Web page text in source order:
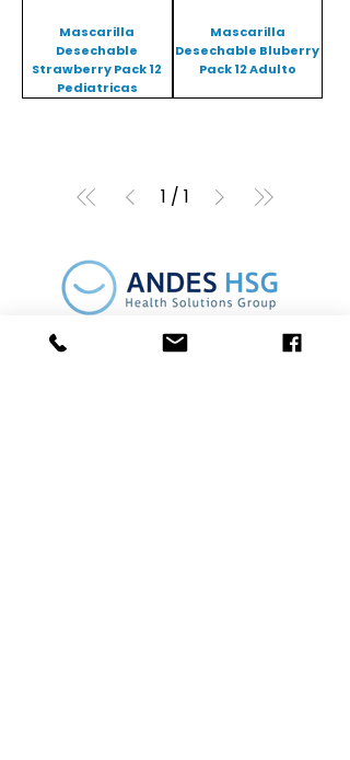
Mascarilla
Desechable
Strawberry Pack 12
Pediatricas
Mascarilla
Desechable Bluberry
Pack 12 Adulto
1 / 1
Info